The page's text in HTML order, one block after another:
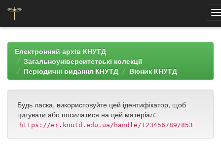
navigationЕлектронний архів КНУТД
Загальноуніверситетські колекції
Періодичні видання КНУТД
Вісник КНУТД
Будь ласка, використовуйте цей ідентифікатор, щоб
цитувати або посилатися на цей матеріал:
https://er.knutd.edu.ua/handle/123456789/853